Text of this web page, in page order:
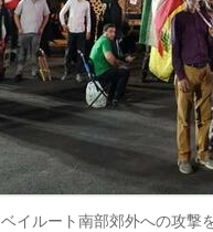
イルート南部郊外への攻撃